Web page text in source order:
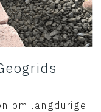
om langdurige